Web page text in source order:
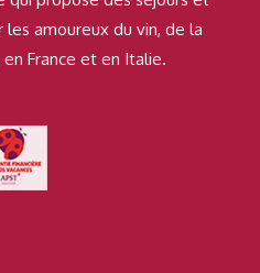
amoureux du vin, de la
France et en Italie.